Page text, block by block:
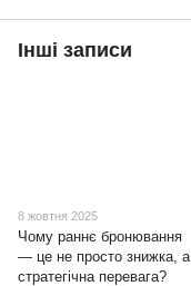
Інші записи
8 жовтня 2025
Чому раннє бронювання
— це не просто знижка, а
стратегічна перевага?